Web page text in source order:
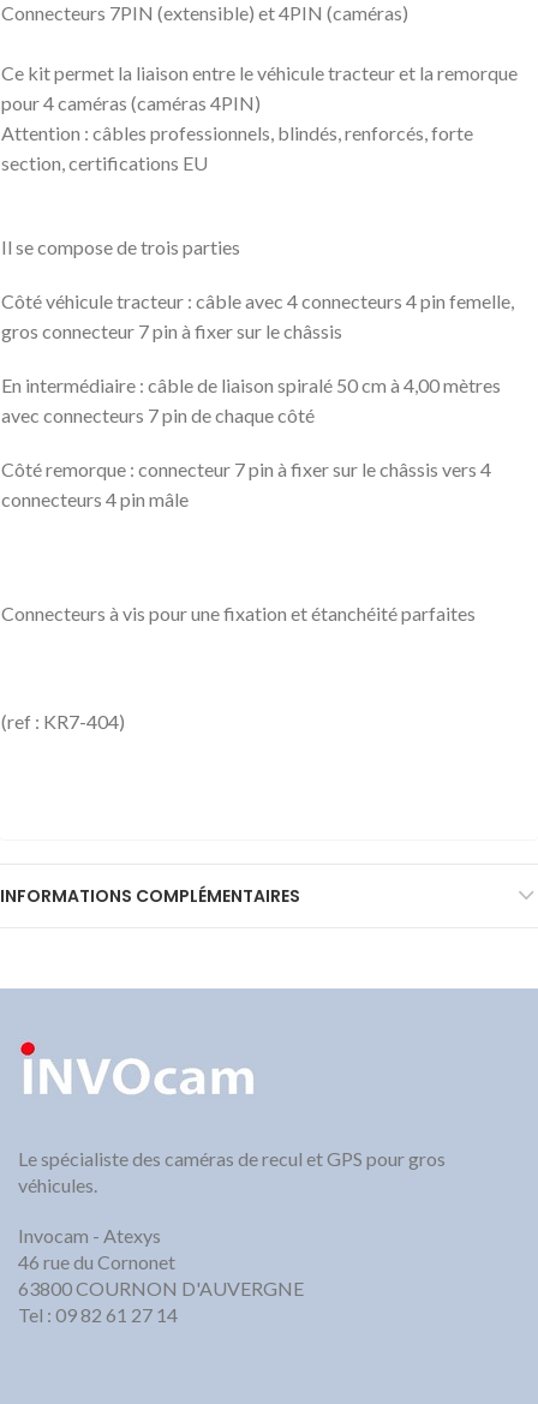
Connecteurs 7PIN (extensible) et 4PIN (caméras)
Ce kit permet la liaison entre le véhicule tracteur et la remorque
pour 4 caméras (caméras 4PIN)
Attention : câbles professionnels, blindés, renforcés, forte
section, certifications EU
Il se compose de trois parties
Côté véhicule tracteur : câble avec 4 connecteurs 4 pin femelle,
gros connecteur 7 pin à fixer sur le châssis
En intermédiaire : câble de liaison spiralé 50 cm à 4,00 mètres
avec connecteurs 7 pin de chaque côté
Côté remorque : connecteur 7 pin à fixer sur le châssis vers 4
connecteurs 4 pin mâle
Connecteurs à vis pour une fixation et étanchéité parfaites
(ref : KR7-404)
INFORMATIONS COMPLÉMENTAIRES
Le spécialiste des caméras de recul et GPS pour gros
véhicules.
Invocam - Atexys
46 rue du Cornonet
63800 COURNON D'AUVERGNE
Tel : 09 82 61 27 14